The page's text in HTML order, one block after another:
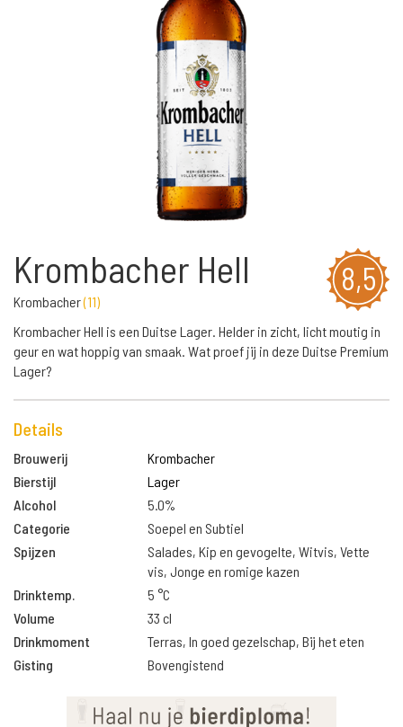
8,5
Krombacher Hell
Krombacher(11)
Krombacher Hell is een Duitse Lager. Helder in zicht, licht moutig in
geur en wat hoppig van smaak. Wat proef jij in deze Duitse Premium
Lager?
Details
Brouwerij
Krombacher
Bierstijl
Lager
Alcohol
5.0%
Categorie
Soepel en Subtiel
Spijzen
Salades, Kip en gevogelte, Witvis, Vette
vis, Jonge en romige kazen
Drinktemp.
5 °C
Volume
33 cl
Drinkmoment
Terras, In goed gezelschap, Bij het eten
Gisting
Bovengistend